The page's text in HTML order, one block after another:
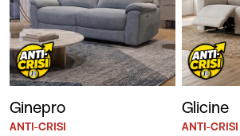
Ginepro
ANTI-CRISI
Glicine
ANTI-CRISI